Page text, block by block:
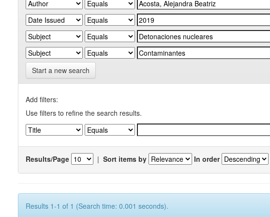
Start a new search
Add filters:
Use filters to refine the search results.
Results/Page | Sort items by In order
Results 1-1 of 1 (Search time: 0.001 seconds).